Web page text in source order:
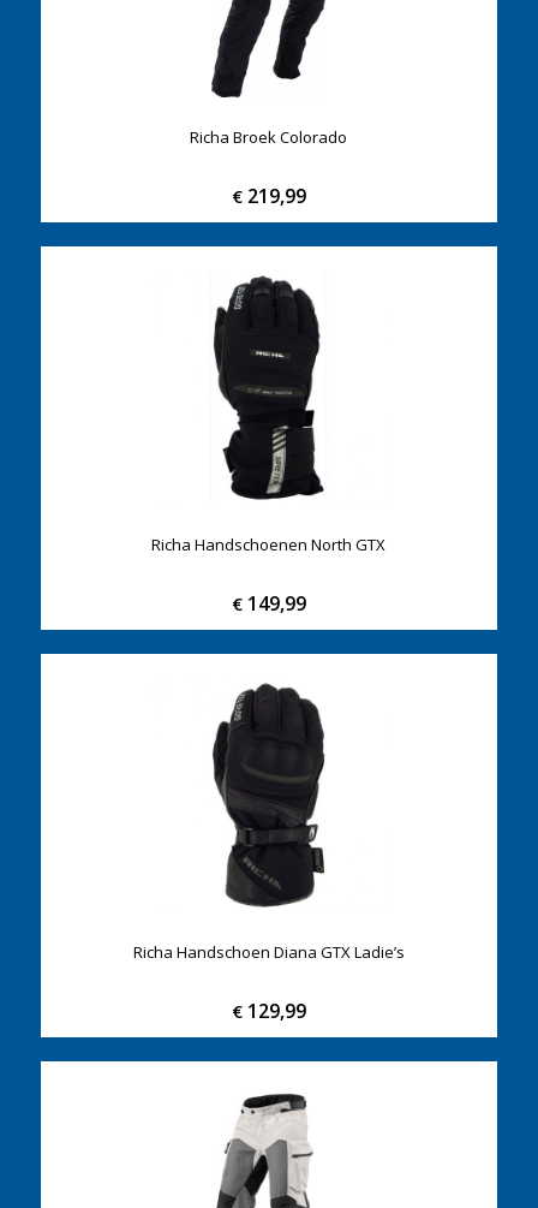
Richa Broek Colorado
€219,99
Richa Handschoenen North GTX
€149,99
Richa Handschoen Diana GTX Ladie’s
€129,99